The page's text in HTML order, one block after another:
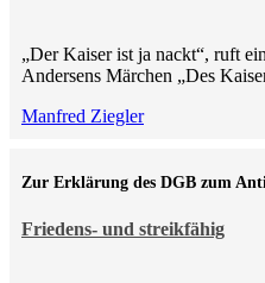
„Der Kaiser ist ja nackt“, ruft
Andersens Märchen „Des
Manfred Ziegler
Friedens- und streikfähig
Zur Erklärung des DGB zum